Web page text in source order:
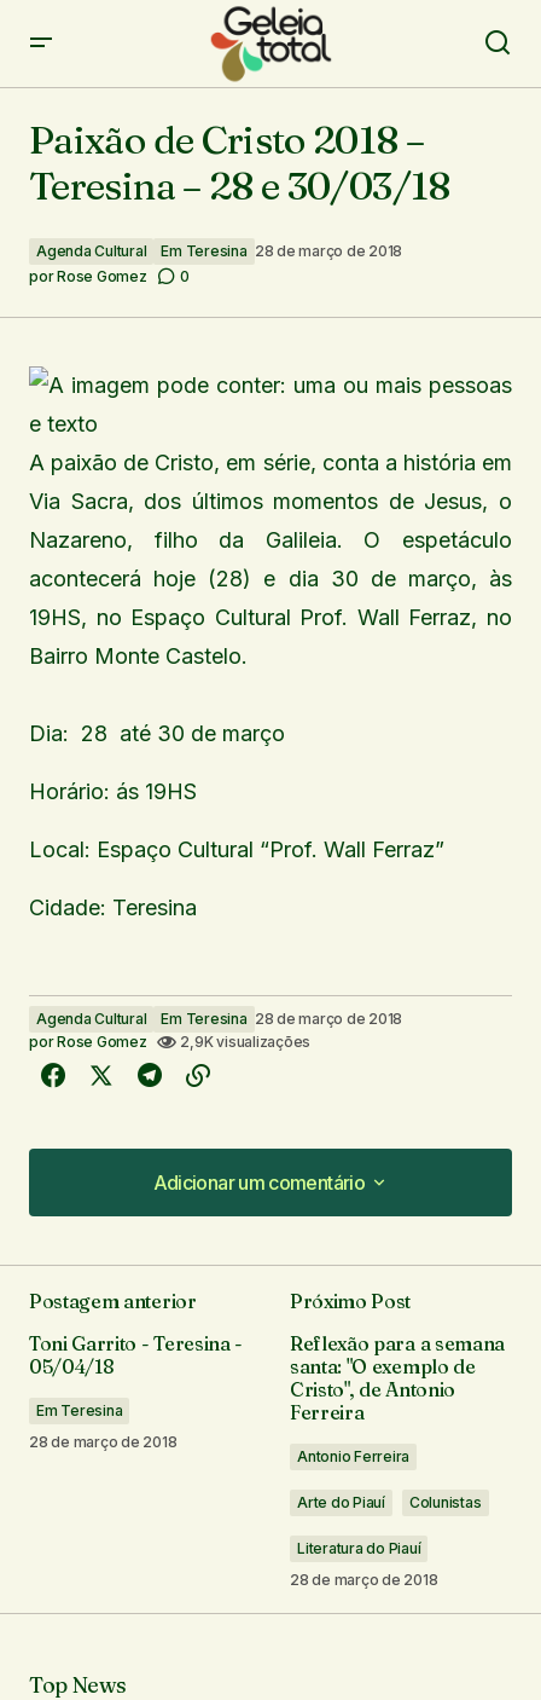
Paixão de Cristo 2018 –
Teresina – 28 e 30/03/18
Agenda Cultural Em Teresina 28 de março de 2018
porRose Gomez 0
A paixão de Cristo, em série, conta a história em
Via Sacra, dos últimos momentos de Jesus, o
Nazareno, filho da Galileia. O espetáculo
acontecerá hoje (28) e dia 30 de março, às
19HS, no Espaço Cultural Prof. Wall Ferraz, no
Bairro Monte Castelo.
Dia: 28 até 30 de março
Horário: ás 19HS
Local: Espaço Cultural “Prof. Wall Ferraz”
Cidade: Teresina
Agenda Cultural Em Teresina 28 de março de 2018
porRose Gomez 2,9K visualizações
Adicionar um comentário
Adicionar um comentário
O seu endereço de e-mail não será publicado.
Campos obrigatórios são marcados com*
Comentário
Postagem anterior
Toni Garrito - Teresina -
05/04/18
Em Teresina
28 de março de 2018
Próximo Post
Reflexão para a semana
santa: "O exemplo de
Cristo", de Antonio
Ferreira
Antonio Ferreira
Arte do Piauí Colunistas
Literatura do Piauí
28 de março de 2018
Top News